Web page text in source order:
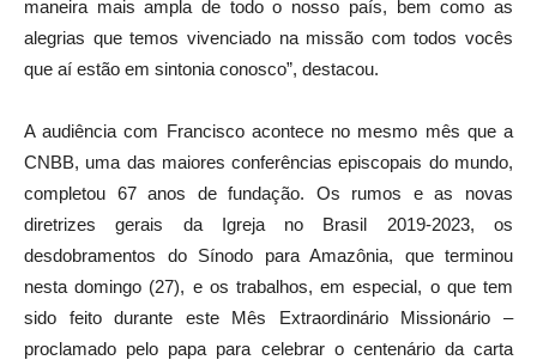
maneira mais ampla de todo o nosso país, bem como as
alegrias que temos vivenciado na missão com todos vocês
que aí estão em sintonia conosco”, destacou.
A audiência com Francisco acontece no mesmo mês que a
CNBB, uma das maiores conferências episcopais do mundo,
completou 67 anos de fundação. Os rumos e as novas
diretrizes gerais da Igreja no Brasil 2019-2023, os
desdobramentos do Sínodo para Amazônia, que terminou
nesta domingo (27), e os trabalhos, em especial, o que tem
sido feito durante este Mês Extraordinário Missionário –
proclamado pelo papa para celebrar o centenário da carta